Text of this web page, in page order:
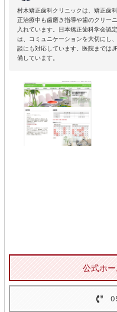
村木矯正歯科クリニックは、矯正歯
正治療中も歯磨き指導や歯のクリー
入れています。日本矯正歯科学会認
は、コミュニケーションを大切にし
談にも対応しています。医院までは
備しています。
公式ホ